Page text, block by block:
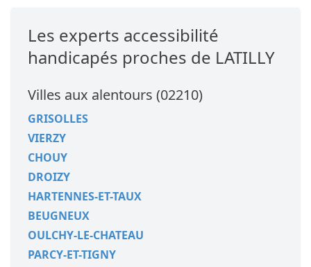
Les experts accessibilité
handicapés proches de LATILLY
Villes aux alentours (02210)
GRISOLLES
VIERZY
CHOUY
DROIZY
HARTENNES-ET-TAUX
BEUGNEUX
OULCHY-LE-CHATEAU
PARCY-ET-TIGNY